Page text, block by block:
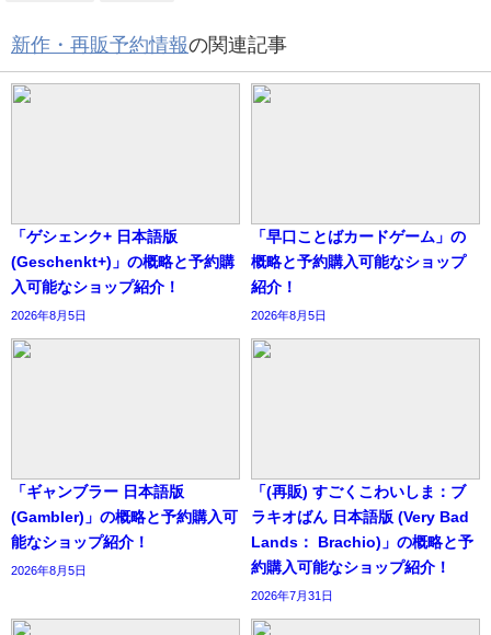
新作・再販予約情報の関連記事
「ゲシェンク+ 日本語版
(Geschenkt+)」の概略と予約購
入可能なショップ紹介！
2026年8月5日
「早口ことばカードゲーム」の
概略と予約購入可能なショップ
紹介！
2026年8月5日
「ギャンブラー 日本語版
(Gambler)」の概略と予約購入可
能なショップ紹介！
2026年8月5日
「(再販) すごくこわいしま：ブ
ラキオばん 日本語版 (Very Bad
Lands： Brachio)」の概略と予
約購入可能なショップ紹介！
2026年7月31日